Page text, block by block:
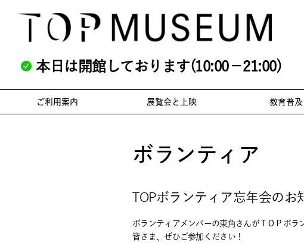
本日は開館しております(10:00－21:00)
ご利用案内 展覧会と上映 教育普及
ボランティア
TOPボランティア忘年会のお
ボランティアメンバーの東角さんがＴＯＰボラ
皆さま、ぜひご参加ください！